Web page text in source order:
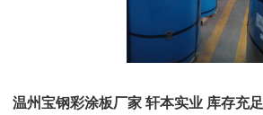
温州宝钢彩涂板厂家 轩本实业 库存充足